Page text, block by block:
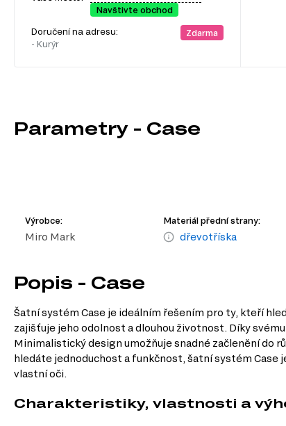
Navštivte obchod
Doručení na adresu:
- Kurýr
Zdarma
Parametry - Case
Výrobce:
Miro Mark
Materiál přední strany:
dřevotříska
Popis - Case
Šatní systém Case je ideálním řešením pro ty, kteří
zajišťuje jeho odolnost a dlouhou životnost. Díky
Minimalistický design umožňuje snadné začlenění do
hledáte jednoduchost a funkčnost, šatní systém Case
vlastní oči.
Charakteristiky, vlastnosti a